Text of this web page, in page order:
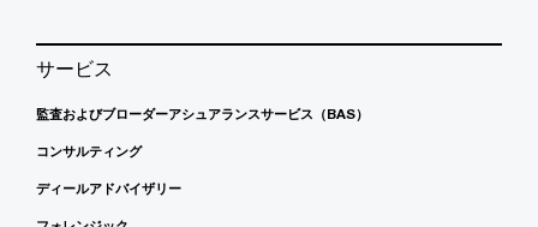
サービス
監査およびブローダーアシュアランスサービス（BAS）
コンサルティング
ディールアドバイザリー